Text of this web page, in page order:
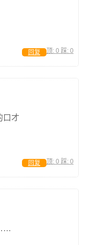
顶: 0 踩: 0
回复
口才
顶: 0 踩: 0
回复